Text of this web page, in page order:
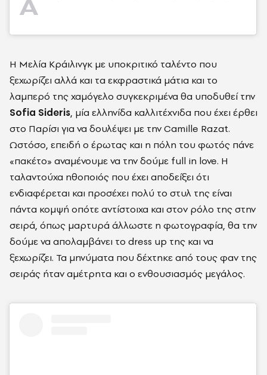
Η Μελία Κράιλινγκ με υποκριτικό ταλέντο που
ξεχωρίζει αλλά και τα εκφραστικά μάτια και το
λαμπερό της χαμόγελο συγκεκριμένα θα υποδυθεί την
Sofia Sideris, μία ελληνίδα καλλιτέχνιδα που έχει έρθει
στο Παρίσι για να δουλέψει με την Camille Razat.
Ωστόσο, επειδή ο έρωτας και η πόλη του φωτός πάνε
«πακέτο» αναμένουμε να την δούμε full in love. H
ταλαντούχα ηθοποιός που έχει αποδείξει ότι
ενδιαφέρεται και προσέχει πολύ το στυλ της είναι
πάντα κομψή οπότε αντίστοιχα και στον ρόλο της στην
σειρά, όπως μαρτυρά άλλωστε η φωτογραφία, θα την
δούμε να απολαμβάνει το dress up της και να
ξεχωρίζει. Τα μηνύματα που δέχτηκε από τους φαν της
σειράς ήταν αμέτρητα και ο ενθουσιασμός μεγάλος.